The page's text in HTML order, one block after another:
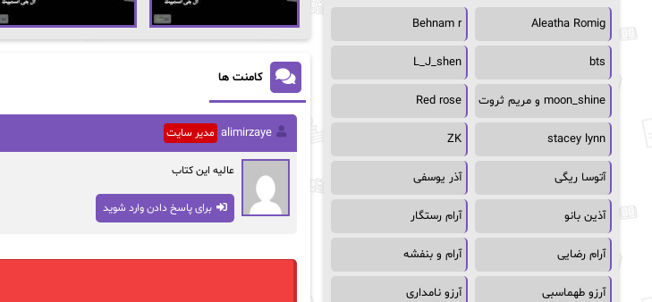
کامنت ها
alimirzaye مدیر سایت
عالیه این کتاب
برای پاسخ دادن وارد شوید
Aleatha Romig
Behnam r
bts
L_J_shen
moon_shine و مریم ثروت Red rose
stacey lynn
ZK
آتوسا ریگی آذر یوسفی
آذین بانو آرام رستگار
آرام رضایی آرام و بنفشه
آرزو طهماسبی آرزو نامداری